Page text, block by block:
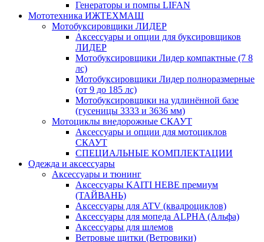
Генераторы и помпы LIFAN
Мототехника ИЖТЕХМАШ
Мотобуксировщики ЛИДЕР
Аксессуары и опции для буксировщиков
ЛИДЕР
Мотобуксировщики Лидер компактные (7 8
лс)
Мотобуксировщики Лидер полноразмерные
(от 9 до 185 лс)
Мотобуксировщики на удлинённой базе
(гусеницы 3333 и 3636 мм)
Мотоциклы внедорожные СКАУТ
Аксессуары и опции для мотоциклов
СКАУТ
СПЕЦИАЛЬНЫЕ КОМПЛЕКТАЦИИ
Одежда и аксессуары
Аксессуары и тюнинг
Аксессуары KAITI HEBE премиум
(ТАЙВАНЬ)
Аксессуары для ATV (квадроциклов)
Аксессуары для мопеда ALPHA (Альфа)
Аксессуары для шлемов
Ветровые щитки (Ветровики)